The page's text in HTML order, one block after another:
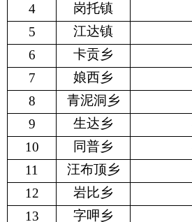
4
岗托镇
5
江达镇
6
卡贡乡
7
娘西乡
8
青泥洞乡
9
生达乡
10
同普乡
11
汪布顶乡
12
岩比乡
13
字呷乡